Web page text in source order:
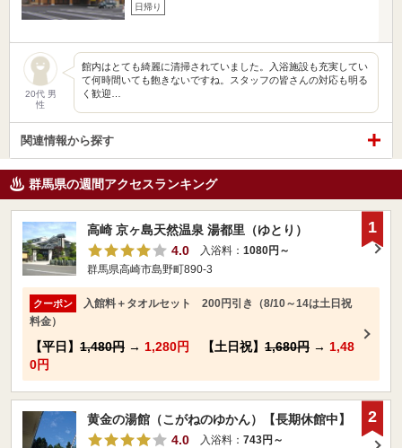
日帰り
20代 男
性
館内はとても綺麗に清掃されていました。入浴施設も充実してい
て何時間いても飽きないですね。スタッフの皆さんの対応も明る
く歓迎…
関連情報から探す
群馬県の週間アクセスランキング
高崎 京ヶ島天然温泉 湯都里（ゆとり）
4.0
入浴料： 1080円～
群馬県高崎市島野町890-3
クーポン
入館料＋タオルセット 200円引き（8/10～14は土日祝
料金）
【平日】 1,480円 → 1,280円 【土日祝】 1,680円 → 1,48
0円
1
黄金の湯館（こがねのゆかん）【長期休館中】
4.0
入浴料： 743円～
2